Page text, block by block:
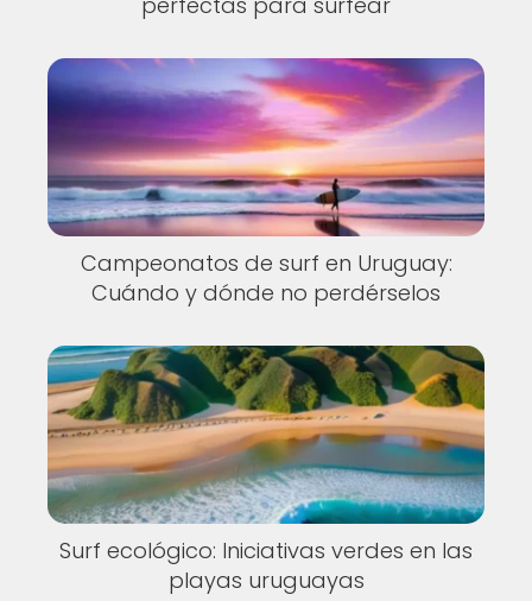
Campeonatos de surf en Uruguay:
Cuándo y dónde no perdérselos
Surf ecológico: Iniciativas verdes en las
playas uruguayas